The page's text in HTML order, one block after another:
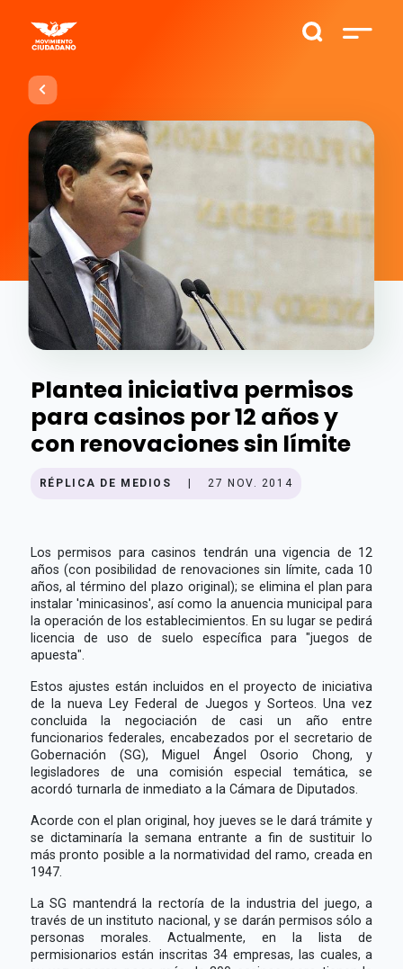
Plantea iniciativa permisos
para casinos por 12 años y
con renovaciones sin límite
RÉPLICA DE MEDIOS 27 NOV. 2014
Los permisos para casinos tendrán una vigencia de 12
años (con posibilidad de renovaciones sin límite, cada 10
años, al término del plazo original); se elimina el plan para
instalar 'minicasinos', así como la anuencia municipal para
la operación de los establecimientos. En su lugar se pedirá
licencia de uso de suelo específica para "juegos de
apuesta".
Estos ajustes están incluidos en el proyecto de iniciativa
de la nueva Ley Federal de Juegos y Sorteos. Una vez
concluida la negociación de casi un año entre
funcionarios federales, encabezados por el secretario de
Gobernación (SG), Miguel Ángel Osorio Chong, y
legisladores de una comisión especial temática, se
acordó turnarla de inmediato a la Cámara de Diputados.
Acorde con el plan original, hoy jueves se le dará trámite y
se dictaminaría la semana entrante a fin de sustituir lo
más pronto posible a la normatividad del ramo, creada en
1947.
La SG mantendrá la rectoría de la industria del juego, a
través de un instituto nacional, y se darán permisos sólo a
personas morales. Actualmente, en la lista de
permisionarios están inscritas 34 empresas, las cuales, a